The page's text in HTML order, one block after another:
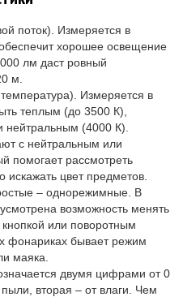
поток). Измеряется в
хорошее освещение
лм даст ровный
м.
Измеряется в
теплым (до 3500 К),
(4000 К).
с нейтральным или
помогает рассмотреть
цвет предметов.
– однорежимные. В
возможность менять
кнопкой или поворотным
фонариках бывает режим
маяка.
двумя цифрами от 0
вторая – от влаги. Чем